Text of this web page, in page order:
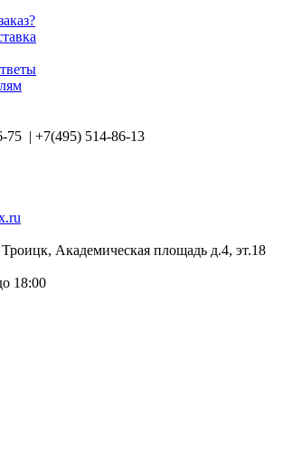
75 | +7(495) 514-86-13
Академическая площадь д.4, эт.18
18:00